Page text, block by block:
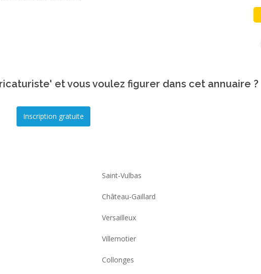
et vous voulez figurer dans cet annuaire ?
Saint-Vulbas
Château-Gaillard
Versailleux
Villemotier
Collonges